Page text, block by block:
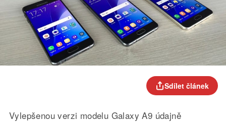
Sdílet článek
Vylepšenou verzi modelu Galaxy A9 údajně